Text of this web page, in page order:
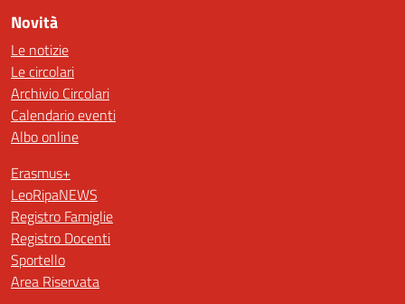
Novità
Le notizie
Le circolari
Archivio Circolari
Calendario eventi
Albo online
Erasmus+
LeoRipaNEWS
Registro Famiglie
Registro Docenti
Sportello
Area Riservata